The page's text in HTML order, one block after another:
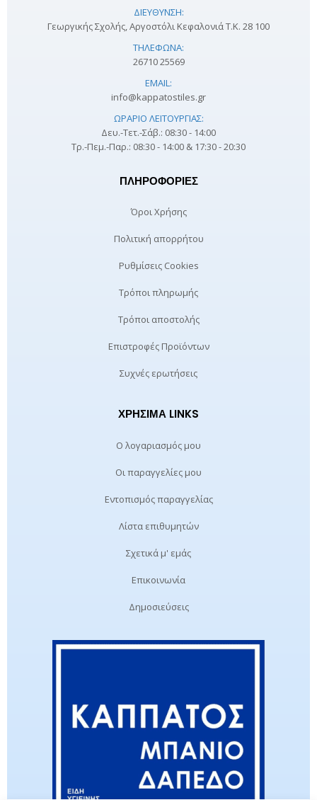
ΔΙΕΎΘΥΝΣΗ:
Γεωργικής Σχολής, Αργοστόλι Κεφαλονιά Τ.Κ. 28 100
ΤΗΛΈΦΩΝΑ:
26710 25569
EMAIL:
info@kappatostiles.gr
ΩΡΆΡΙΟ ΛΕΙΤΟΥΡΓΊΑΣ:
Δευ.-Τετ.-Σάβ.: 08:30 - 14:00
Τρ.-Πεμ.-Παρ.: 08:30 - 14:00 & 17:30 - 20:30
ΠΛΗΡΟΦΟΡΊΕΣ
Όροι Χρήσης
Πολιτική απορρήτου
Ρυθμίσεις Cookies
Τρόποι πληρωμής
Τρόποι αποστολής
Επιστροφές Προϊόντων
Συχνές ερωτήσεις
ΧΡΉΣΙΜΑ LINKS
Ο λογαριασμός μου
Οι παραγγελίες μου
Εντοπισμός παραγγελίας
Λίστα επιθυμητών
Σχετικά μ' εμάς
Επικοινωνία
Δημοσιεύσεις